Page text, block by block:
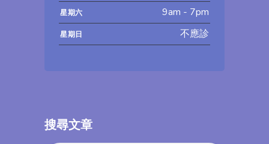
星期六 9am - 7pm
星期日 不應診
搜尋文章